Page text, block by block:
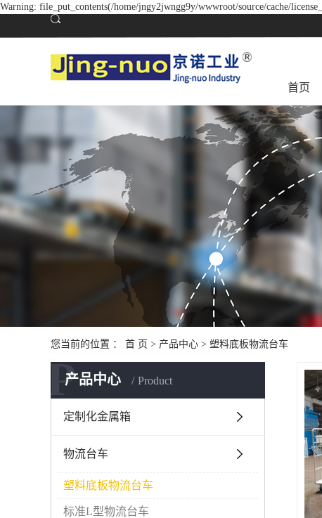
Warning: file_put_contents(/home/jngy2jwngg9y/wwwroot/source/cache/
首页
您当前的位置 ： 首 页 > 产品中心 > 塑料底板物流台车
产品中心 Product
P
定制化金属箱
物流台车
塑料底板物流台车
标准L型物流台车